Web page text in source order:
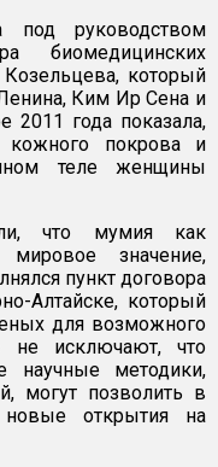
под руководством
биомедицинских
который
Ким Ир Сена и
года показала,
кожного покрова и
теле женщины
что мумия как
значение,
пункт договора
Алтайске, который
для возможного
не исключают, что
научные методики,
могут позволить в
открытия на